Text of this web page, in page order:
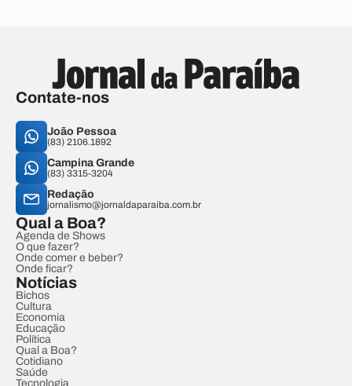
Contate-nos
João Pessoa
(83) 2106.1892
Campina Grande
(83) 3315-3204
Redação
jornalismo@jornaldaparaiba.com.br
Qual a Boa?
Agenda de Shows
O que fazer?
Onde comer e beber?
Onde ficar?
Notícias
Bichos
Cultura
Economia
Educação
Política
Qual a Boa?
Cotidiano
Saúde
Tecnologia